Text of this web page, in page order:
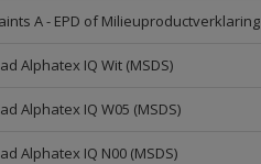
A - EPD of Milieuproductverklaring
Alphatex IQ Wit (MSDS)
Alphatex IQ W05 (MSDS)
Alphatex IQ N00 (MSDS)